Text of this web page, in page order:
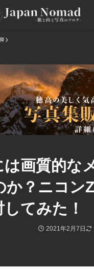
は画質的な
か？ニコン
てみた！
2021年2月7日